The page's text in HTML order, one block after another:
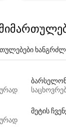
მეტის